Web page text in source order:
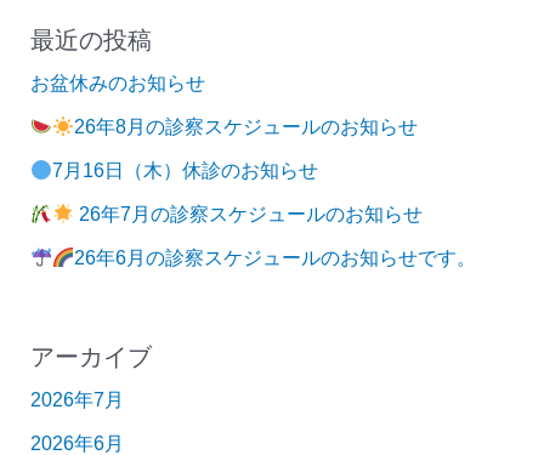
最近の投稿
お盆休みのお知らせ
26年8月の診察スケジュールのお知らせ
7月16日（木）休診のお知らせ
26年7月の診察スケジュールのお知らせ
26年6月の診察スケジュールのお知らせです。
アーカイブ
2026年7月
2026年6月